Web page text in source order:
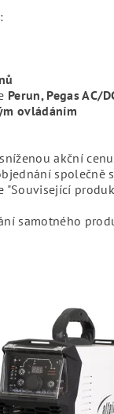
Perun, Pegas AC/
ovládáním
akční
společně
"Související
samotného